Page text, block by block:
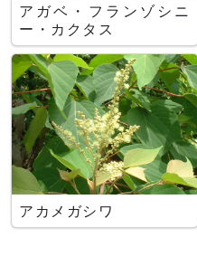
アガベ・フランゾシニ
ー・カクタス
アカメガシワ